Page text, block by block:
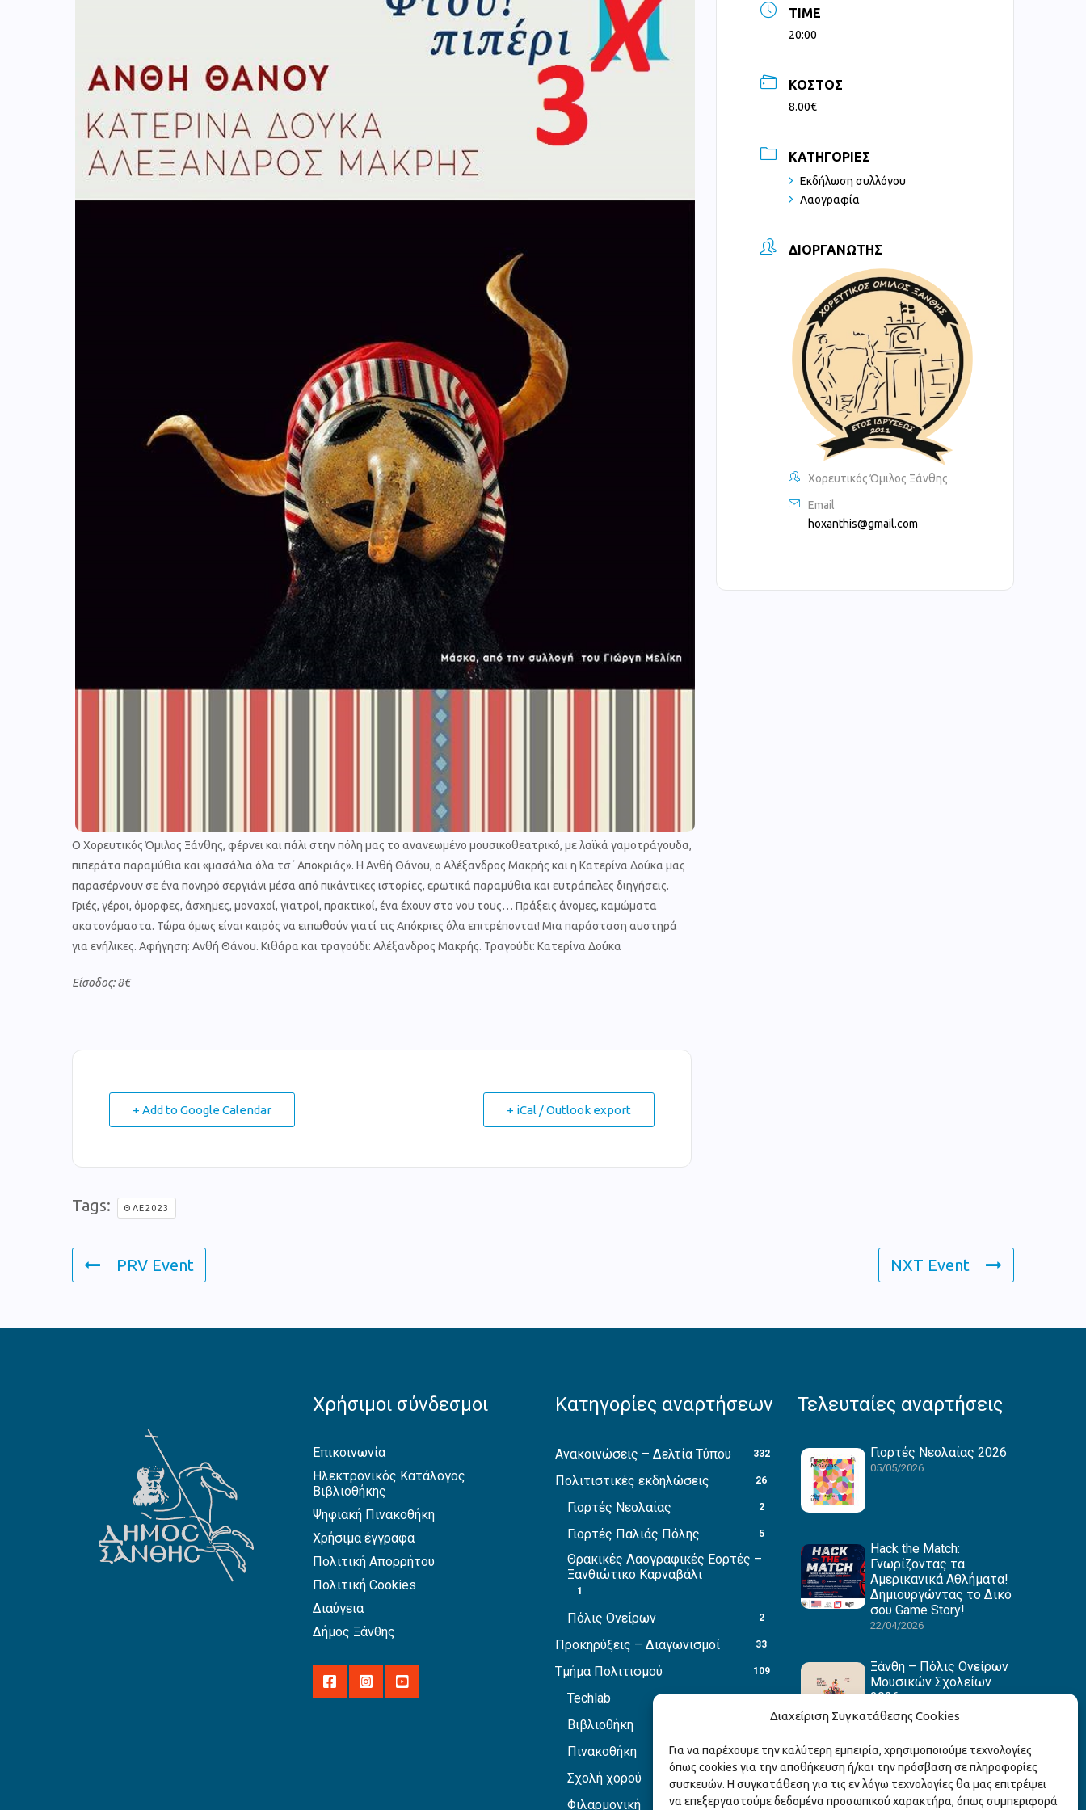
Διαχείριση Συγκατάθεσης Cookies
Για να παρέχουμε την καλύτερη εμπειρία, χρησιμοποιούμε τεχνολογίες
όπως cookies για την αποθήκευση ή/και την πρόσβαση σε πληροφορίες
συσκευών. Η συγκατάθεση για τις εν λόγω τεχνολογίες θα μας επιτρέψει
να επεξεργαστούμε δεδομένα προσωπικού χαρακτήρα, όπως συμπεριφορά
Ο Χορευτικός Όμιλος Ξάνθης, φέρνει και πάλι στην πόλη μας το ανανεωμένο μουσικοθεατρικό, με λαϊκά γαμοτράγουδα,
πιπεράτα παραμύθια και «μασάλια όλα τσ΄ Αποκριάς». Η Ανθή Θάνου, ο Αλέξανδρος Μακρής και η Κατερίνα Δούκα μας
παρασέρνουν σε ένα πονηρό σεργιάνι μέσα από πικάντικες ιστορίες, ερωτικά παραμύθια και ευτράπελες διηγήσεις.
Γριές, γέροι, όμορφες, άσχημες, μοναχοί, γιατροί, πρακτικοί, ένα έχουν στο νου τους… Πράξεις άνομες, καμώματα
ακατονόμαστα. Τώρα όμως είναι καιρός να ειπωθούν γιατί τις Απόκριες όλα επιτρέπονται! Μια παράσταση αυστηρά
για ενήλικες. Αφήγηση: Ανθή Θάνου. Κιθάρα και τραγούδι: Αλέξανδρος Μακρής. Τραγούδι: Κατερίνα Δούκα
Είσοδος: 8€
+ Add to Google Calendar + iCal / Outlook export
Tags: ΘΛΕ2023
TIME
20:00
ΚΌΣΤΟΣ
8.00€
ΚΑΤΗΓΟΡΊΕΣ
Εκδήλωση συλλόγου
Λαογραφία
ΔΙΟΡΓΑΝΩΤΉΣ
Χορευτικός Όμιλος Ξάνθης
Email
hoxanthis@gmail.com
PRV Event NXT Event
Χρήσιμοι σύνδεσμοι
Επικοινωνία
Ηλεκτρονικός Κατάλογος
Βιβλιοθήκης
Ψηφιακή Πινακοθήκη
Χρήσιμα έγγραφα
Πολιτική Απορρήτου
Πολιτική Cookies
Διαύγεια
Δήμος Ξάνθης
Κατηγορίες αναρτήσεων
Ανακοινώσεις – Δελτία Τύπου 332
Πολιτιστικές εκδηλώσεις 26
Γιορτές Νεολαίας 2
Γιορτές Παλιάς Πόλης 5
Θρακικές Λαογραφικές Εορτές –
Ξανθιώτικο Καρναβάλι
1
Πόλις Ονείρων 2
Προκηρύξεις – Διαγωνισμοί 33
Τμήμα Πολιτισμού 109
Techlab
Βιβλιοθήκη
Πινακοθήκη 1
Σχολή χορού
Φιλαρμονική 1
Τελευταίες αναρτήσεις
Γιορτές Νεολαίας 2026
05/05/2026
Hack the Match:
Γνωρίζοντας τα
Αμερικανικά Αθλήματα!
Δημιουργώντας το Δικό
σου Game Story!
22/04/2026
Ξάνθη – Πόλις Ονείρων
Μουσικών Σχολείων
2026
15/04/2026